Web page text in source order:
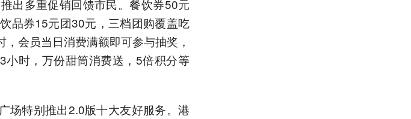
出多重促销回馈市民。餐饮券50元
品券15元团30元，三档团购覆盖吃
会员当日消费满额即可参与抽奖，
时，万份甜筒消费送，5倍积分等
场特别推出2.0版十大友好服务。港